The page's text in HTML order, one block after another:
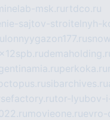
minelab-msk.ru rtdco.ru
sajtov-stroitelnyh-
rulonnyygazon177.ru
perkoka.ru
sibarchives.ru
tor-lyubov-
movieone.ruevro-